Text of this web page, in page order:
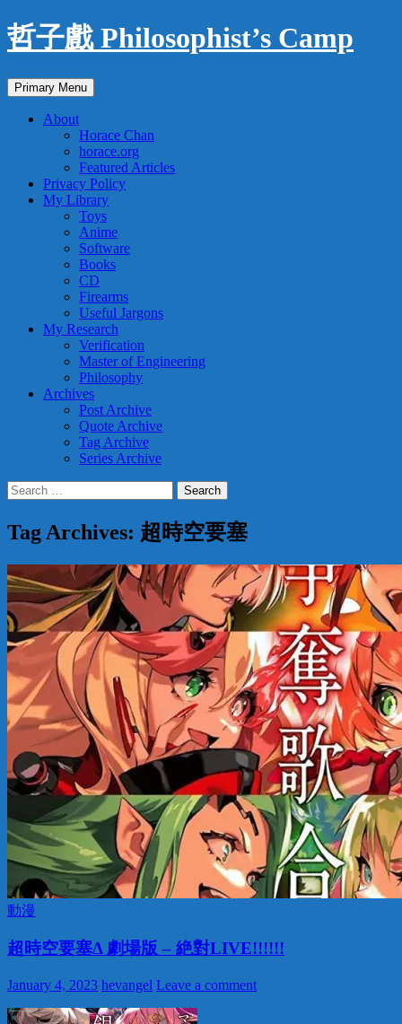
Skip
to
哲子戲 Philosophist’s Camp
Search
Primary Menu
About
Horace Chan
horace.org
Featured Articles
Privacy Policy
My Library
Toys
Anime
Software
Books
CD
Firearms
Useful Jargons
My Research
Verification
Master of Engineering
Philosophy
Archives
Post Archive
Quote Archive
Tag Archive
Series Archive
Search
for:
Tag Archives: 超時空要塞
動漫
超時空要塞Δ 劇場版 – 絶對LIVE!!!!!!
January 4, 2023 hevangel Leave a comment